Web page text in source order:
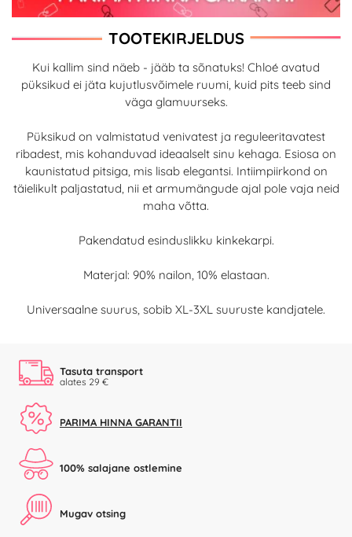
TOOTEKIRJELDUS
Kui kallim sind näeb - jääb ta sõnatuks! Chloé avatud
püksikud ei jäta kujutlusvõimele ruumi, kuid pits teeb sind
väga glamuurseks.
Püksikud on valmistatud venivatest ja reguleeritavatest
ribadest, mis kohanduvad ideaalselt sinu kehaga. Esiosa on
kaunistatud pitsiga, mis lisab elegantsi. Intiimpiirkond on
täielikult paljastatud, nii et armumängude ajal pole vaja neid
maha võtta.
Pakendatud esinduslikku kinkekarpi.
Materjal: 90% nailon, 10% elastaan.
Universaalne suurus, sobib XL-3XL suuruste kandjatele.
Tasuta transport
alates 29 €
PARIMA HINNA GARANTII
100% salajane ostlemine
Mugav otsing